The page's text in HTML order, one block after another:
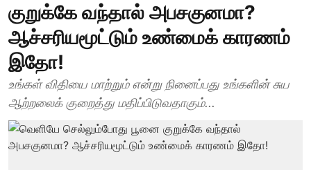
குறுக்கே வந்தால் அபசகுனமா?
ஆச்சரியமூட்டும் உண்மைக் காரணம்
இதோ!
உங்கள் விதியை மாற்றும் என்று நினைப்பது உங்களின் சுய
ஆற்றலைக் குறைத்து மதிப்பிடுவதாகும்...